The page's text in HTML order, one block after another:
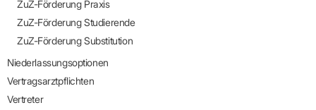
ZuZ-Förderung Praxis
ZuZ-Förderung Studierende
ZuZ-Förderung Substitution
Niederlassungsoptionen
Vertragsarztpflichten
Vertreter